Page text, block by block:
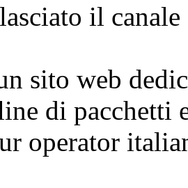
il
sito web
di
operator